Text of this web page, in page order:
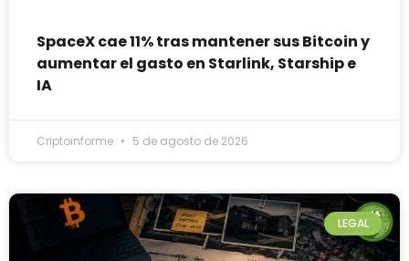
SpaceX cae 11% tras mantener sus Bitcoin y
aumentar el gasto en Starlink, Starship e
IA
Criptoinforme 5 de agosto de 2026
LEGAL